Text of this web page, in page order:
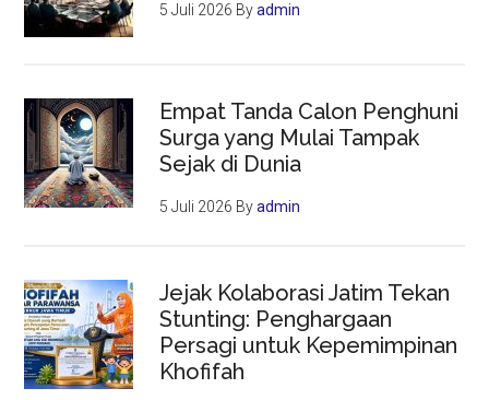
5 Juli 2026 Byadmin
Empat Tanda Calon Penghuni
Surga yang Mulai Tampak
Sejak di Dunia
5 Juli 2026 Byadmin
Jejak Kolaborasi Jatim Tekan
Stunting: Penghargaan
Persagi untuk Kepemimpinan
Khofifah